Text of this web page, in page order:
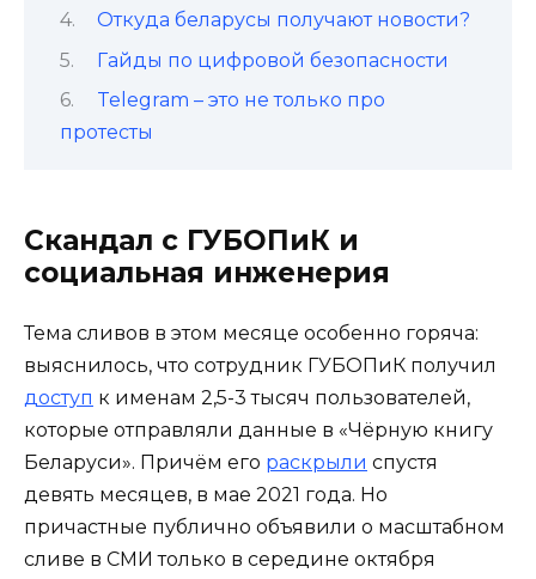
Откуда беларусы получают новости?
Гайды по цифровой безопасности
Telegram – это не только про
протесты
Скандал с ГУБОПиК и
социальная инженерия
Тема сливов в этом месяце особенно горяча:
выяснилось, что сотрудник ГУБОПиК получил
доступ к именам 2,5-3 тысяч пользователей,
которые отправляли данные в «Чёрную книгу
Беларуси». Причём его раскрыли спустя
девять месяцев, в мае 2021 года. Но
причастные публично объявили о масштабном
сливе в СМИ только в середине октября